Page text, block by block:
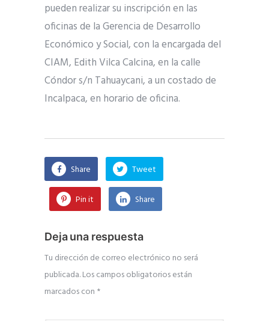
pueden realizar su inscripción en las
oficinas de la Gerencia de Desarrollo
Económico y Social, con la encargada del
CIAM, Edith Vilca Calcina, en la calle
Cóndor s/n Tahuaycani, a un costado de
Incalpaca, en horario de oficina.
Share Tweet
Pin it Share
Deja una respuesta
Tu dirección de correo electrónico no será
publicada.Los campos obligatorios están
marcados con *